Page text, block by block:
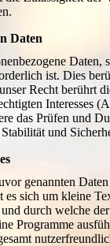
Daten
ist. Dies
Recht berührt
Interesses
das Prüfen und
und
genannten
es sich um kleine
durch welche
Programme